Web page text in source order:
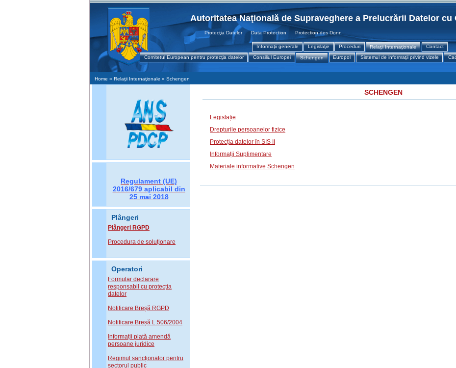
Autoritatea Naţională de Supraveghere a Prelucrării Datelor cu
Protecţia Datelor Data Protection Protection des Donnees
Informaţii generale Legislaţie Proceduri Relaţii Internaţionale
Contact
Comitetul European pentru protecţia datelor
Consiliul Europei Schengen Europol Sistemul de informaţii privind vizele
Home » Relaţii Internaţionale » Schengen
Regulament (UE)
2016/679 aplicabil din
25 mai 2018
Plângeri
Plângeri RGPD
Procedura de soluționare
Operatori
Formular declarare
responsabil cu protecția
datelor
Notificare Breșă RGPD
Notificare Breșă L.506/2004
Informații plată amendă
persoane juridice
Regimul sancționator pentru
sectorul public
SCHENGEN
Legislație
Drepturile persoanelor fizice
Protecția datelor în SIS II
Informații Suplimentare
Materiale informative Schengen